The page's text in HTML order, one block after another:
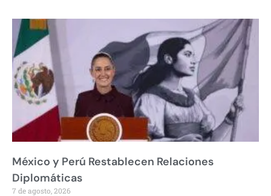
México y Perú Restablecen Relaciones
Diplomáticas
7 de agosto, 2026